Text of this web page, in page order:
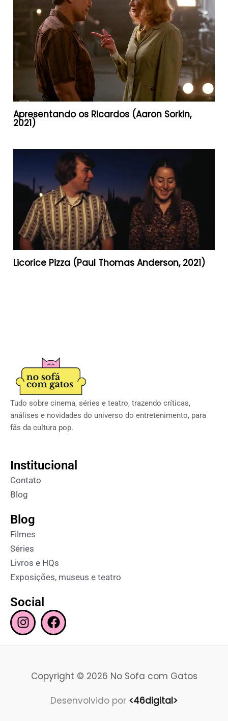
Apresentando os Ricardos (Aaron Sorkin,
2021)
Licorice Pizza (Paul Thomas Anderson, 2021)
Tudo sobre cinema, séries e teatro, trazendo críticas,
análises e novidades do universo do entretenimento, para
fãs da cultura pop.
Institucional
Contato
Blog
Blog
Filmes
Séries
Livros e HQs
Exposições, museus e teatro
Social
I
n
s
F
a
c
o
k
Copyright © 2026 No Sofa com Gatos
Desenvolvido por <46digital>